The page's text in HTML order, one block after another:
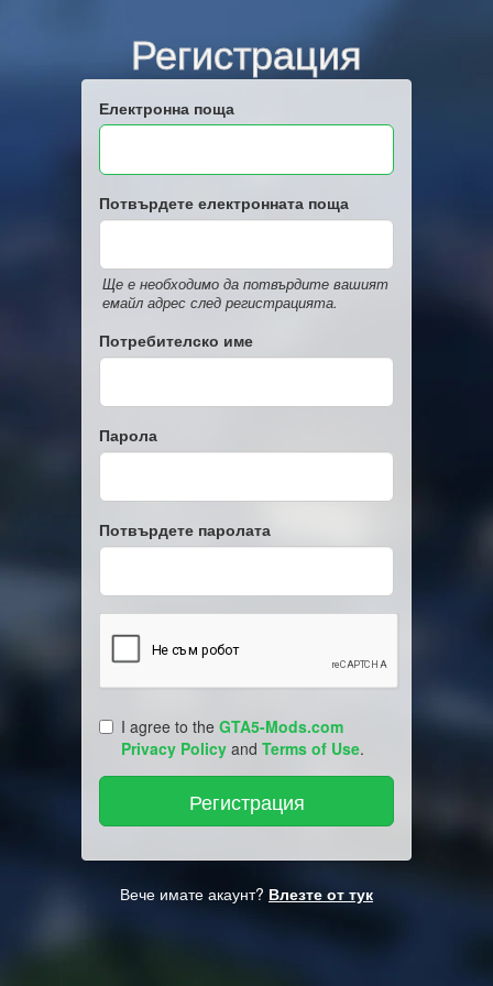
Регистрация
Електронна поща
Потвърдете електронната поща
Ще е необходимо да потвърдите вашият
емайл адрес след регистрацията.
Потребителско име
Парола
Потвърдете паролата
I agree to the GTA5-Mods.com
Privacy Policy and Terms of Use.
Вече имате акаунт? Влезте от тук